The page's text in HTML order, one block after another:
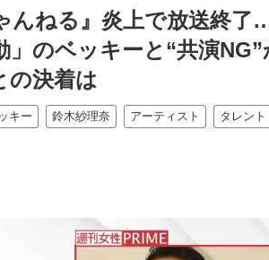
んねる』炎上で放送終了
」のベッキーと“共演
の決着は
キー 鈴木紗理奈 アーティスト タレント